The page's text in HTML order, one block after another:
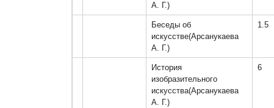
А. Г.)
Беседы об
искусстве(Арсанукаева
А. Г.)
1.5
История
изобразительного
искусства(Арсанукаева
А. Г.)
6